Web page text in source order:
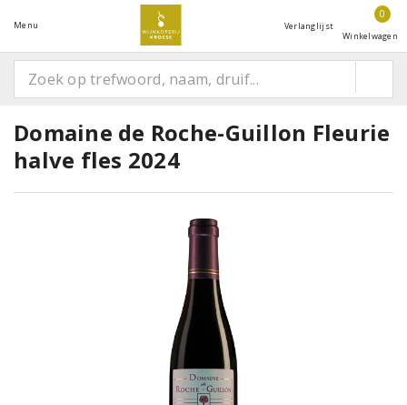
Menu Verlanglijst
0
Winkelwagen
Domaine de Roche-Guillon Fleurie
halve fles 2024